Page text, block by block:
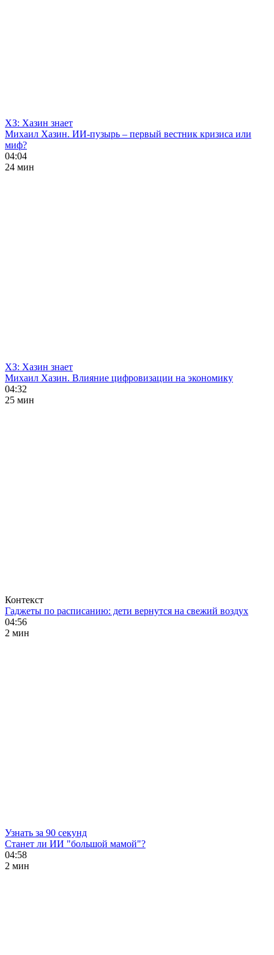
ХЗ: Хазин знает
Михаил Хазин. ИИ-пузырь – первый вестник кризиса или
миф?
04:04
24 мин
ХЗ: Хазин знает
Михаил Хазин. Влияние цифровизации на экономику
04:32
25 мин
Контекст
Гаджеты по расписанию: дети вернутся на свежий воздух
04:56
2 мин
Узнать за 90 секунд
Станет ли ИИ "большой мамой"?
04:58
2 мин